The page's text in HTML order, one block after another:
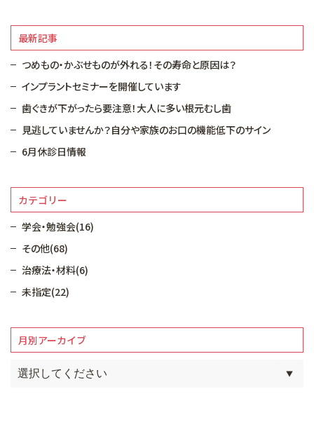
最新記事
つめもの・かぶせものが外れる！その寿命と原因は？
インプラントセミナーを開催しています
歯ぐきが下がったら要注意！大人に多い根元むし歯
見逃していませんか？自分や家族のお口の機能低下のサイン
6月休診日情報
カテゴリー
学会・勉強会(16)
その他(68)
治療法・材料(6)
未指定(22)
月別アーカイブ